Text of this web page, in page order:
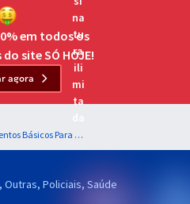
o Exame da
as principais
em todos os
site SÓ HOJE!
agora
Prefeitura de Rodeiro - MG - Conhecimentos Básicos Para os Cargos de Nível Superior
Policiais, Saúde